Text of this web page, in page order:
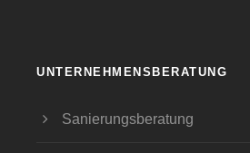
UNTERNEHMENSBERATUNG
Sanierungsberatung